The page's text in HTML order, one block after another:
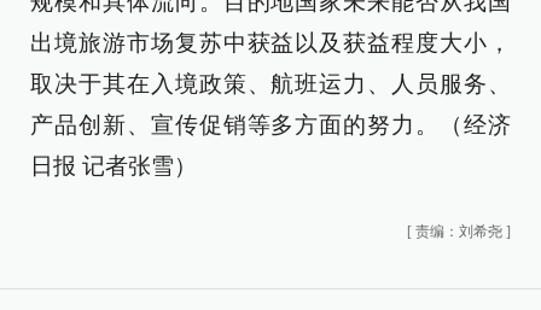
出境旅游市场复苏中获益以及获益程度大小，
取决于其在入境政策、航班运力、人员服务、
产品创新、宣传促销等多方面的努力。（经济
日报 记者张雪）
[ 责编：刘希尧 ]